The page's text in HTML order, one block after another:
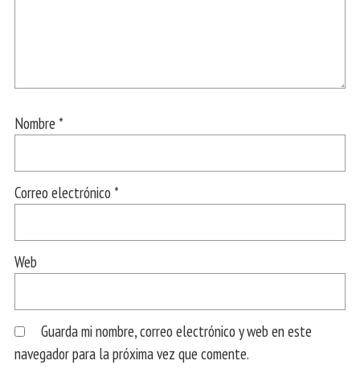
Nombre *
Correo electrónico *
Web
Guarda mi nombre, correo electrónico y web en este
navegador para la próxima vez que comente.